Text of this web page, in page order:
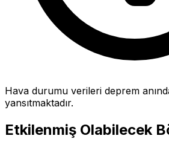
Hava durumu verileri deprem
yansıtmaktadır.
Etkilenmiş Olabilecek